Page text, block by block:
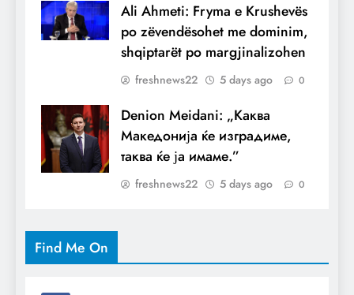
Ali Ahmeti: Fryma e Krushevës
po zëvendësohet me dominim,
shqiptarët po margjinalizohen
freshnews22 5 days ago 0
Denion Meidani: „Каква
Македонија ќе изградиме,
таква ќе ја имаме.”
freshnews22 5 days ago 0
Find Me On